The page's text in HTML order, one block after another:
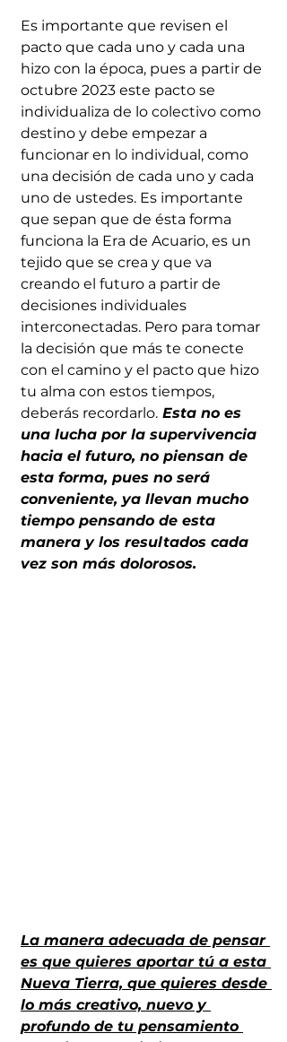
Es importante que revisen el
pacto que cada uno y cada una
hizo con la época, pues a partir de
octubre 2023 este pacto se
individualiza de lo colectivo como
destino y debe empezar a
funcionar en lo individual, como
una decisión de cada uno y cada
uno de ustedes. Es importante
que sepan que de ésta forma
funciona la Era de Acuario, es un
tejido que se crea y que va
creando el futuro a partir de
decisiones individuales
interconectadas. Pero para tomar
la decisión que más te conecte
con el camino y el pacto que hizo
tu alma con estos tiempos,
deberás recordarlo. Esta no es
una lucha por la supervivencia
hacia el futuro, no piensan de
esta forma, pues no será
conveniente, ya llevan mucho
tiempo pensando de esta
manera y los resultados cada
vez son más dolorosos.
La manera adecuada de pensar
es que quieres aportar tú a esta
Nueva Tierra, que quieres desde
lo más creativo, nuevo y
profundo de tu pensamiento